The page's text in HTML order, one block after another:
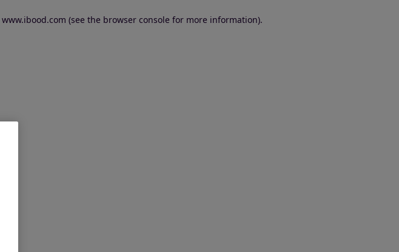
www.ibood.com (see the browser console for more information).